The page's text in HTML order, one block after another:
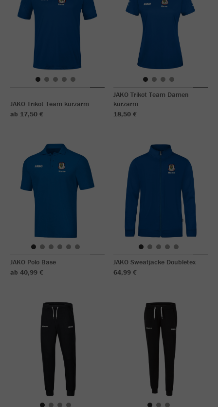
JAKO Trikot Team kurzarm
ab 17,50 €
JAKO Trikot Team Damen
kurzarm
18,50 €
JAKO Polo Base
ab 40,99 €
JAKO Sweatjacke Doubletex
64,99 €